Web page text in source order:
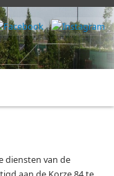
diensten van de